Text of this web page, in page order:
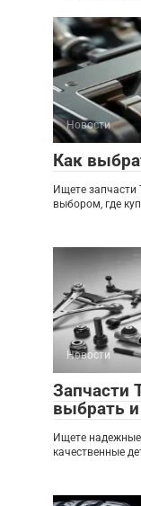
Новости
Как
Ищете запчасти
выбором, где
Новости
Запчасти
выбрать и
Ищете надежные
качественные